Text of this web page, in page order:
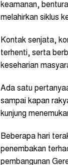
keamanan,
melahirkan siklus
Kontak senjata,
terhenti, serta
keseharian
Ada satu
sampai kapan
kunjung
Beberapa hari
penembakan
pembangunan